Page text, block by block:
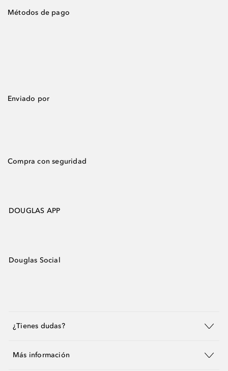
Métodos de pago
Enviado por
Compra con seguridad
DOUGLAS APP
Douglas Social
¿Tienes dudas?
Más información